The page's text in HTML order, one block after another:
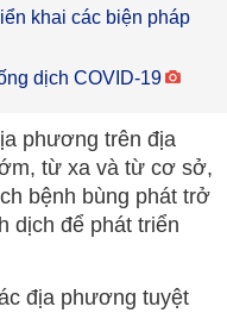
khai các biện pháp
dịch COVID-19
phương trên địa
từ xa và từ cơ sở,
bệnh bùng phát trở
dịch để phát triển
địa phương tuyệt